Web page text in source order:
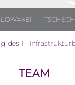
des IT-
TEAM